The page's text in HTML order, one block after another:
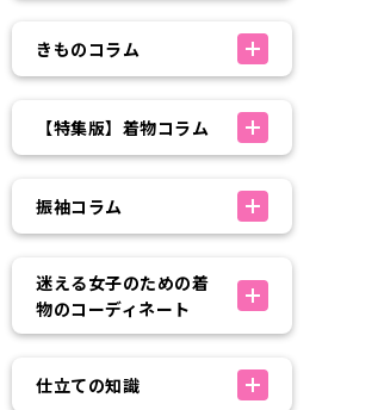
きものコラム
【特集版】着物コラム
振袖コラム
迷える女子のための着
物のコーディネート
仕立ての知識